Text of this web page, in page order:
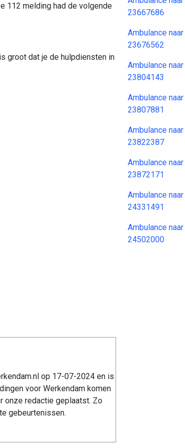
112 melding had de volgende
groot dat je de hulpdiensten in
23667686
Ambulance
23676562
Ambulance
23804143
Ambulance
23807881
Ambulance
23822387
Ambulance
23872171
Ambulance
24331491
Ambulance
24502000
op 17-07-2024 en is
voor Werkendam komen
onze redactie geplaatst. Zo
gebeurtenissen.